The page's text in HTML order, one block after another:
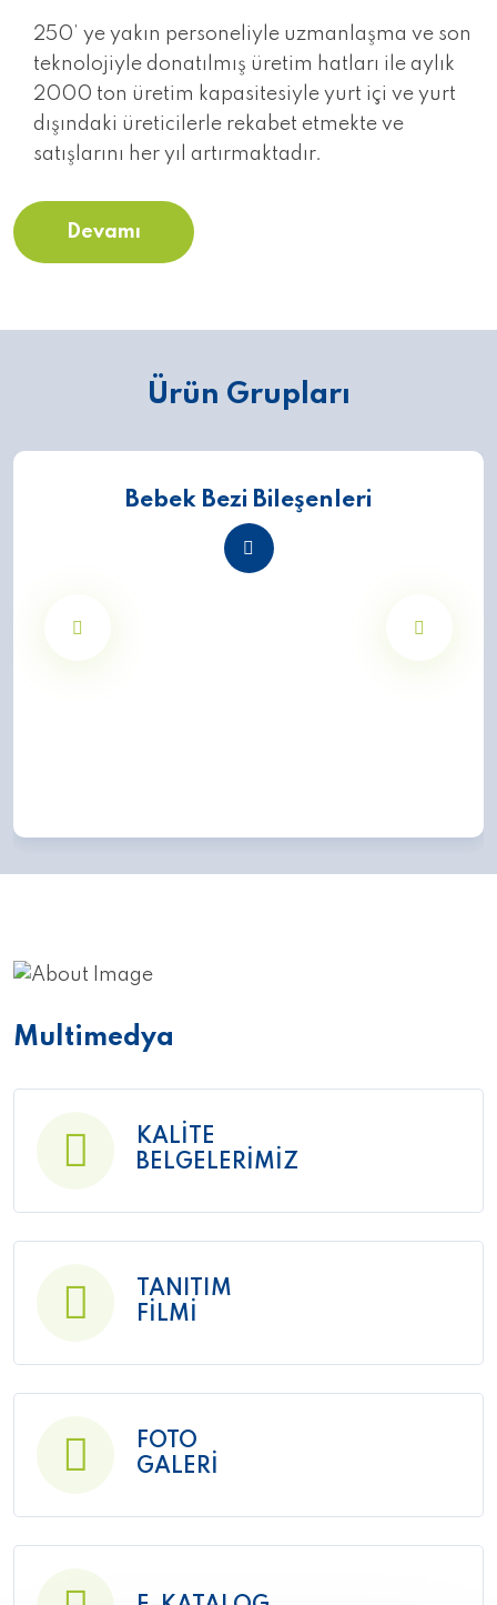
250’ ye yakın personeliyle uzmanlaşma ve son
teknolojiyle donatılmış üretim hatları ile aylık
2000 ton üretim kapasitesiyle yurt içi ve yurt
dışındaki üreticilerle rekabet etmekte ve
satışlarını her yıl artırmaktadır.
Devamı
Ürün Grupları
Bebek Bezi Bileşenleri
Multimedya
KALİTE
BELGELERİMİZ
TANITIM
FİLMİ
FOTO
GALERİ